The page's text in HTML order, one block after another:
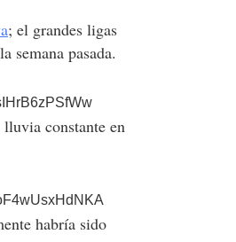
; el grandes ligas
semana pasada.
constante en
habría sido